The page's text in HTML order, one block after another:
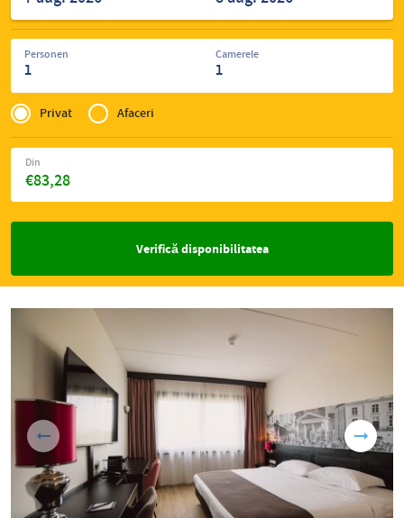
Personen
1
Camerele
1
Privé
of
Zakelijk
Privat Afaceri
€83,28
Din
Verifică disponibilitatea